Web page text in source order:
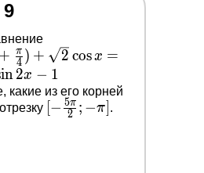
+ 4
π ) + 2 cosx =
in2x − 1
какие из его корней
[-
− 2
5π ; −π .